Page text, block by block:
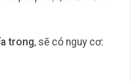
trong, sẽ có nguy cơ: